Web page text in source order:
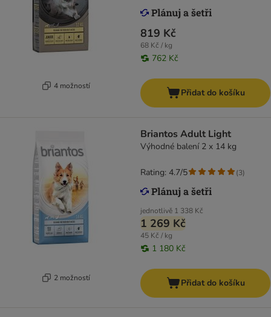
4 možností
819 Kč
68 Kč / kg
762 Kč
Přidat do košíku
2 možností
Briantos Adult Light
Výhodné balení 2 x 14 kg
jednotlivě 1 338 Kč
1 269 Kč
45 Kč / kg
1 180 Kč
Rating: 4.7/5 (3)
Přidat do košíku